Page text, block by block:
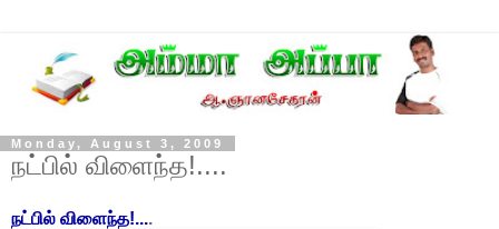
Monday, August 3, 2009
நட்பில் விளைந்த!....
நட்பில் விளைந்த!....